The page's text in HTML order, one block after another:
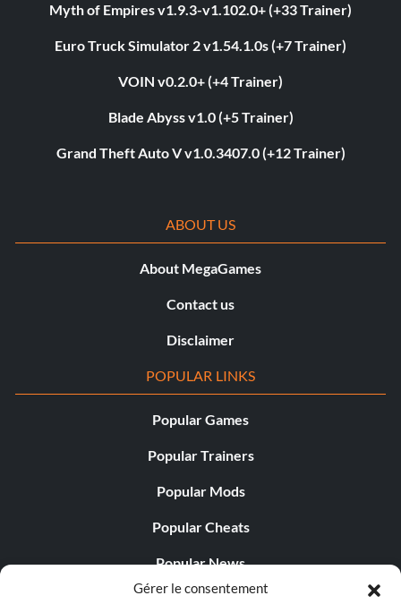
Gérer le consentement
Myth of Empires v1.9.3-v1.102.0+ (+33 Trainer)
Euro Truck Simulator 2 v1.54.1.0s (+7 Trainer)
VOIN v0.2.0+ (+4 Trainer)
Blade Abyss v1.0 (+5 Trainer)
Grand Theft Auto V v1.0.3407.0 (+12 Trainer)
ABOUT US
About MegaGames
Contact us
Disclaimer
POPULAR LINKS
Popular Games
Popular Trainers
Popular Mods
Popular Cheats
Popular News
Popular Editorials